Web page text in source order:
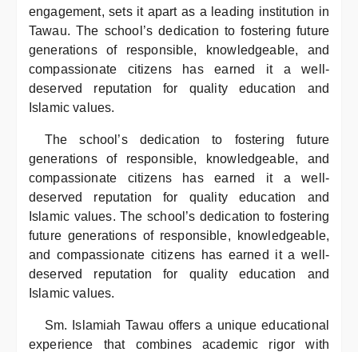
engagement, sets it apart as a leading institution in
Tawau. The school’s dedication to fostering future
generations of responsible, knowledgeable, and
compassionate citizens has earned it a well-
deserved reputation for quality education and
Islamic values.
The school’s dedication to fostering future
generations of responsible, knowledgeable, and
compassionate citizens has earned it a well-
deserved reputation for quality education and
Islamic values. The school’s dedication to fostering
future generations of responsible, knowledgeable,
and compassionate citizens has earned it a well-
deserved reputation for quality education and
Islamic values.
Sm. Islamiah Tawau offers a unique educational
experience that combines academic rigor with